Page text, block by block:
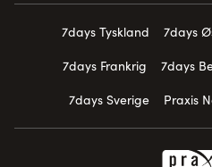
7days Tyskland 7days
7days Frankrig
7days
7days Sverige
Praxis